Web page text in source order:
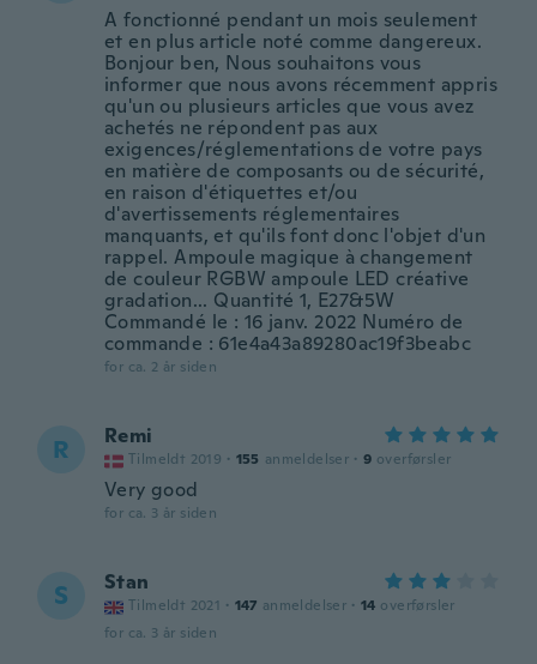
A fonctionné pendant un mois seulement
et en plus article noté comme dangereux.
Bonjour ben, Nous souhaitons vous
informer que nous avons récemment appris
qu'un ou plusieurs articles que vous avez
achetés ne répondent pas aux
exigences/réglementations de votre pays
en matière de composants ou de sécurité,
en raison d'étiquettes et/ou
d'avertissements réglementaires
manquants, et qu'ils font donc l'objet d'un
rappel. Ampoule magique à changement
de couleur RGBW ampoule LED créative
gradation... Quantité 1, E27&5W
Commandé le : 16 janv. 2022 Numéro de
commande : 61e4a43a89280ac19f3beabc
for ca. 2 år siden
R Remi
Tilmeldt 2019 · 155 anmeldelser · 9 overførsler
Very good
for ca. 3 år siden
S Stan
Tilmeldt 2021 · 147 anmeldelser · 14 overførsler
for ca. 3 år siden